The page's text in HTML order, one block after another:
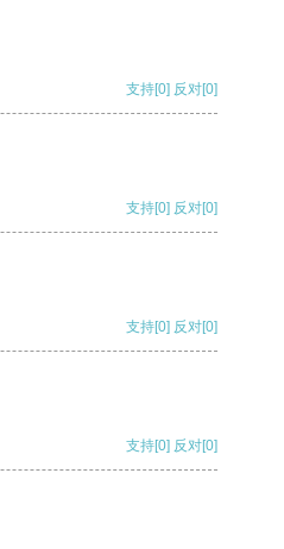
支持[0] 反对[0]
支持[0] 反对[0]
支持[0] 反对[0]
支持[0] 反对[0]